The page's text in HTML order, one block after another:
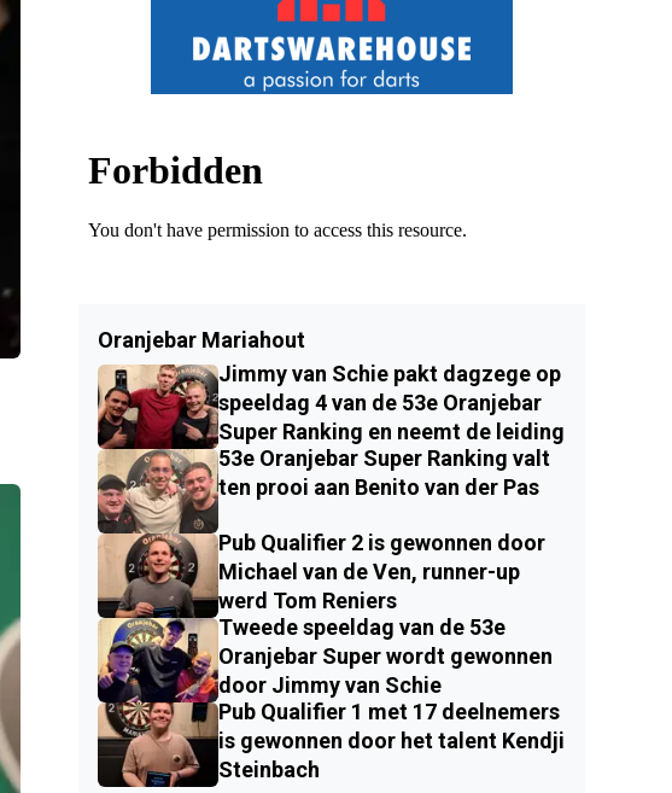
Oranjebar Mariahout
Jimmy van Schie pakt dagzege op
speeldag 4 van de 53e Oranjebar
Super Ranking en neemt de leiding
53e Oranjebar Super Ranking valt
ten prooi aan Benito van der Pas
Pub Qualifier 2 is gewonnen door
Michael van de Ven, runner-up
werd Tom Reniers
Tweede speeldag van de 53e
Oranjebar Super wordt gewonnen
door Jimmy van Schie
Pub Qualifier 1 met 17 deelnemers
is gewonnen door het talent Kendji
Steinbach